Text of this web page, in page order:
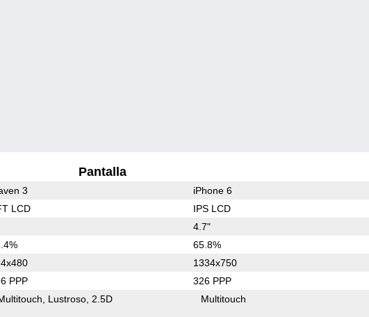
Pantalla
3 iPhone 6
LCD IPS LCD
4.7"
65.8%
1334x750
PPP 326 PPP
Lustroso 2.5D Multitouch